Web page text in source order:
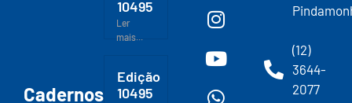
Cadernos
10495
Ler
mais...
Edição
10495
(12)
3644-
2077